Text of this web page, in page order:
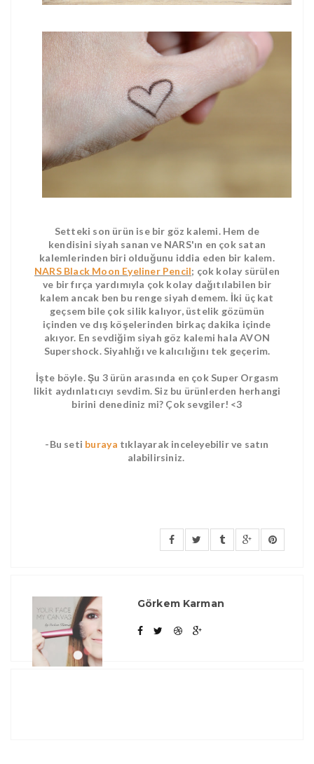
Setteki son ürün ise bir göz kalemi. Hem de
kendisini siyah sanan ve NARS'ın en çok satan
kalemlerinden biri olduğunu iddia eden bir kalem.
NARS Black Moon Eyeliner Pencil; çok kolay sürülen
ve bir fırça yardımıyla çok kolay dağıtılabilen bir
kalem ancak ben bu renge siyah demem. İki üç kat
geçsem bile çok silik kalıyor, üstelik gözümün
içinden ve dış köşelerinden birkaç dakika içinde
akıyor. En sevdiğim siyah göz kalemi hala AVON
Supershock. Siyahlığı ve kalıcılığını tek geçerim.
İşte böyle. Şu 3 ürün arasında en çok Super Orgasm
likit aydınlatıcıyı sevdim. Siz bu ürünlerden herhangi
birini denediniz mi? Çok sevgiler! <3
-Bu seti buraya tıklayarak inceleyebilir ve satın
alabilirsiniz.
Görkem Karman